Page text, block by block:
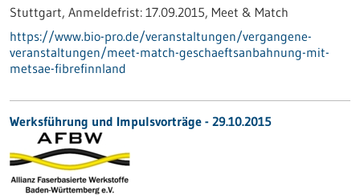
Stuttgart, Anmeldefrist: 17.09.2015, Meet & Match
https://www.bio-pro.de/veranstaltungen/vergangene-
veranstaltungen/meet-match-geschaeftsanbahnung-mit-
metsae-fibrefinnland
Werksführung und Impulsvorträge - 29.10.2015